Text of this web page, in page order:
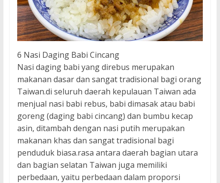
6 Nasi Daging Babi Cincang
Nasi daging babi yang direbus merupakan
makanan dasar dan sangat tradisional bagi orang
Taiwan.di seluruh daerah kepulauan Taiwan ada
menjual nasi babi rebus, babi dimasak atau babi
goreng (daging babi cincang) dan bumbu kecap
asin, ditambah dengan nasi putih merupakan
makanan khas dan sangat tradisional bagi
penduduk biasa.rasa antara daerah bagian utara
dan bagian selatan Taiwan juga memiliki
perbedaan, yaitu perbedaan dalam proporsi